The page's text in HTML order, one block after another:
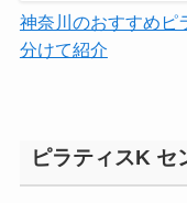
神奈川のおすすめピ
分けて紹介
ピラティスK セ